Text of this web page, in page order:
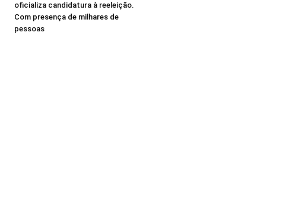
oficializa candidatura à reeleição.
Com presença de milhares de
pessoas